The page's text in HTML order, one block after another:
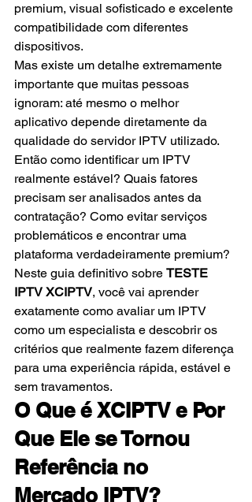
premium, visual sofisticado e excelente
compatibilidade com diferentes
dispositivos.
Mas existe um detalhe extremamente
importante que muitas pessoas
ignoram: até mesmo o melhor
aplicativo depende diretamente da
qualidade do servidor IPTV utilizado.
Então como identificar um IPTV
realmente estável? Quais fatores
precisam ser analisados antes da
contratação? Como evitar serviços
problemáticos e encontrar uma
plataforma verdadeiramente premium?
Neste guia definitivo sobre TESTE
IPTV XCIPTV, você vai aprender
exatamente como avaliar um IPTV
como um especialista e descobrir os
critérios que realmente fazem diferença
para uma experiência rápida, estável e
sem travamentos.
O Que é XCIPTV e Por
Que Ele se Tornou
Referência no
Mercado IPTV?